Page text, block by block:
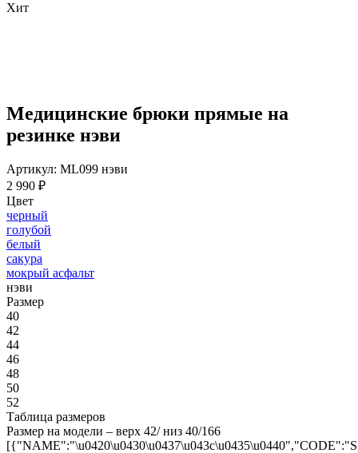
Хит
Медицинские брюки прямые на
резинке нэви
Артикул: ML099 нэви
2 990 ₽
Цвет
черный
голубой
белый
сакура
мокрый асфальт
нэви
Размер
40
42
44
46
48
50
52
Таблица размеров
Размер на модели – верх 42/ низ 40/166